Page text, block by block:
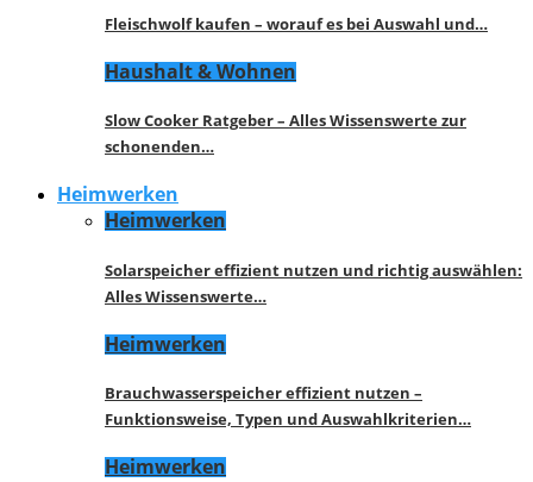
Fleischwolf kaufen – worauf es bei Auswahl und…
Haushalt & Wohnen
Slow Cooker Ratgeber – Alles Wissenswerte zur
schonenden…
Heimwerken
Heimwerken
Solarspeicher effizient nutzen und richtig auswählen:
Alles Wissenswerte…
Heimwerken
Brauchwasserspeicher effizient nutzen –
Funktionsweise, Typen und Auswahlkriterien…
Heimwerken